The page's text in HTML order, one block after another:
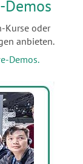
Kurse oder
anbieten.
Demos.